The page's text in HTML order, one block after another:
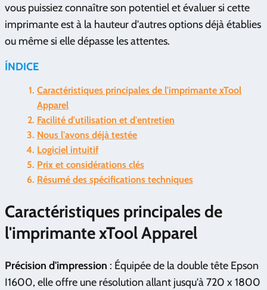
vous puissiez connaître son potentiel et évaluer si cette
imprimante est à la hauteur d'autres options déjà établies
ou même si elle dépasse les attentes.
ÍNDICE
Caractéristiques principales de l'imprimante xTool
Apparel
Facilité d'utilisation et d'entretien
Nous l'avons déjà testée
Logiciel intuitif
Prix et considérations clés
Résumé des spécifications techniques
Caractéristiques principales de
l'imprimante xTool Apparel
Précision d'impression : Équipée de la double tête Epson
I1600, elle offre une résolution allant jusqu'à 720 x 1800